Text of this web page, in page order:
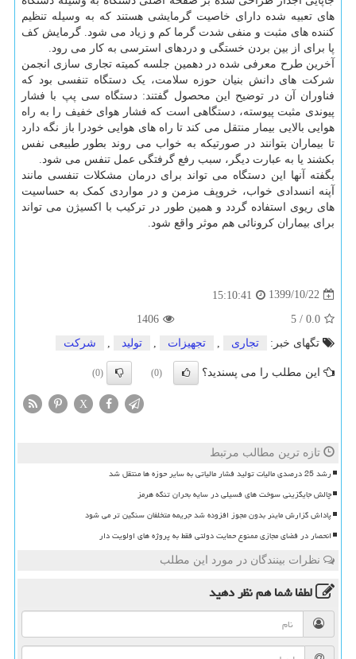
های تعبیه شده دارای خاصیت گرمایشی هستند که به وسیله تنظیم
کننده های مثبت و منفی شدت گرما کم و زیاد می شود. گرمایش کف
پا برای از بین بردن خستگی و دردهای استرسی به کار می رود.
آخرین طرح معرفی شده در دهمین جلسه کمیته تجاری سازی انجمن
شرکت های دانش بنیان حوزه سلامت، یک دستگاه تنفسی بود که
فناوران آن در توضیح این محصول گفتند: دستگاه سی پپ با فشار
پیوندی مثبت پیوسته، دستگاهی است که فشار هوای خفیف را به راه
هوایی بالایی بیمار منتقل می کند تا راه های هوایی خودرا باز نگه دارد
تا بیماران بتوانند در صورتیکه به خواب می روند بطور طبیعی نفس
بکشند یا به عبارت دیگر، سبب رفع گرفتگی عمل تنفس می شود.
بگفته آنها این دستگاه می تواند برای درمان مشکلات تنفسی مانند
آپنه انسدادی خواب، خروپف مزمن و در مواردی کمک به حساسیت
های ریوی استفاده گردد و همین طور در ترکیب با اکسیژن می تواند
برای بیماران کرونائی هم موثر واقع شود.
1399/10/22
15:10:41
0.0
/
5
1406
تگهای خبر:
تجاری , تجهیزات , تولید , شركت
این مطلب را می پسندید؟ (0)
(0)
X
تازه ترین مطالب مرتبط
رشد 25 درصدی مالیات تولید فشار مالیاتی به سایر حوزه ها منتقل شد
چالش جایگزینی سوخت های فسیلی در سایه بحران تنگه هرمز
پاداش گزارش ماینر بدون مجوز افزوده شد جریمه متخلفان سنگین تر می شود
انحصار در فضای مجازی ممنوع حمایت دولتی فقط به پروژه های اولویت دار
نظرات بینندگان در مورد این مطلب
لطفا شما همنظر دهید